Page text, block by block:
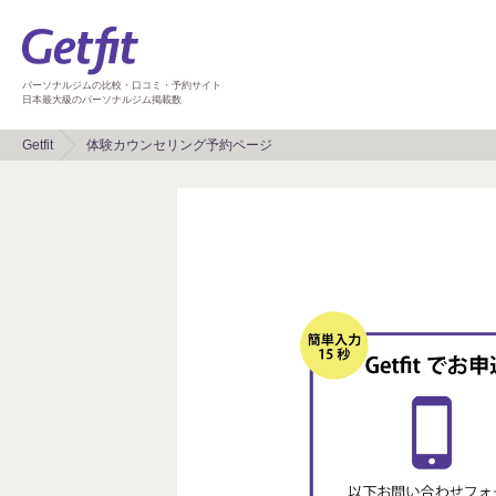
パーソナルジムの比較・口コミ・予約サイト
日本最大級のパーソナルジム掲載数
Getfit 体験カウンセリング予約ページ